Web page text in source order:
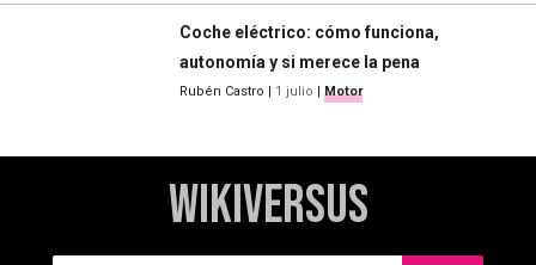
Coche eléctrico: cómo funciona,
autonomía y si merece la pena
Rubén Castro 1 julio Motor
WikiVersus